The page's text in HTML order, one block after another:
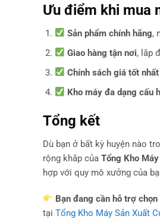
Ưu điểm khi mua
Sản phẩm chính hãng,
Giao hàng tận nơi, lắp
Chính sách giá tốt nhất
Kho máy đa dạng cấu
Tổng kết
Dù bạn ở bất kỳ huyện nào
rộng khắp của Tổng Kho
hợp với quy mô xưởng của
Bạn đang cần hỗ trợ
tại Tổng Kho Máy Sản Xuất